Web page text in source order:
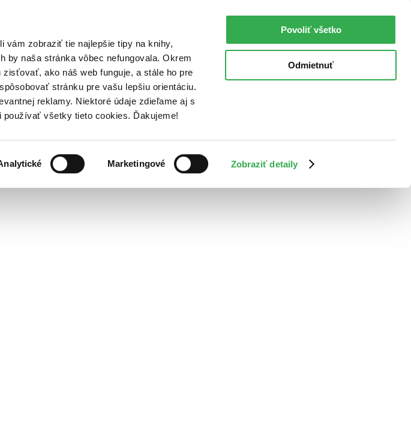
vám zobraziť tie najlepšie tipy na knihy,
by naša stránka vôbec nefungovala. Okrem
ako náš web funguje, a stále ho pre
stránku pre vašu lepšiu orientáciu.
reklamy. Niektoré údaje zdieľame aj s
všetky tieto cookies. Ďakujeme!
Marketingové Zobraziť detaily
Povoliť všetko
Odmietnuť